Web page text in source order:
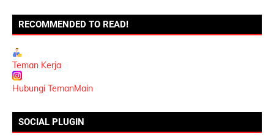
RECOMMENDED TO READ!
Teman Kerja
Hubungi TemanMain
SOCIAL PLUGIN